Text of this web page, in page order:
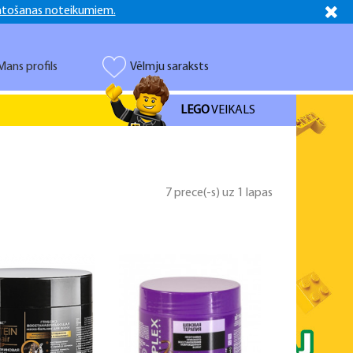
noteikumiem.
Vēlmju saraksts
profils
LEGOVEIKALS
7 prece(-s) uz 1 lapas